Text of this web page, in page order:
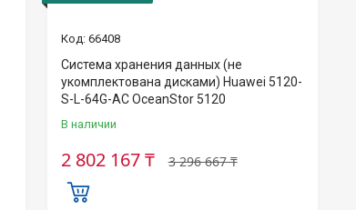
66408
Система хранения данных (не
укомплектована дисками) Huawei 5120-
S-L-64G-AC OceanStor 5120
В наличии
3 296 667 ₸
2 802 167 ₸